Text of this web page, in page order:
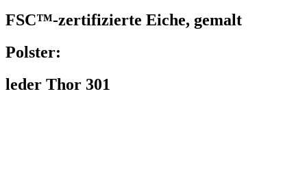
FSC™-zertifizierte Eiche, gemalt
Polster:
leder Thor 301